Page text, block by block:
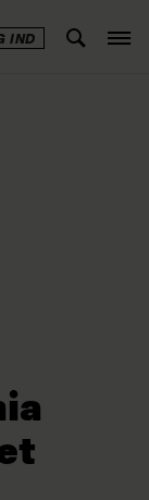
IND